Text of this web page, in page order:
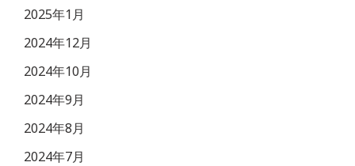
2025年1月
2024年12月
2024年10月
2024年9月
2024年8月
2024年7月